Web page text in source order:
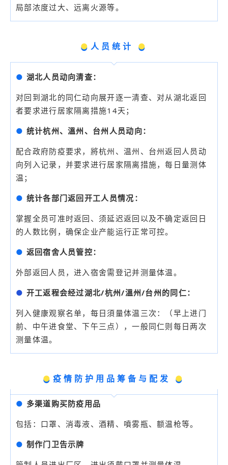
局部浓度过大、远离火源等。
● 人员统计 ●
● 湖北人员动向清查：
对回到湖北的同仁动向展开逐一清查、对从湖北返回
者要求进行居家隔离措施14天；
● 统计杭州、溫州、台州人员动向：
配合政府防疫要求，將杭州、温州、台州返回人员动
向列入记录，并要求进行居家隔离措施，每日量测体
温；
● 统计各部门返回开工人员情况：
掌握全员可准时返回、须延迟返回以及不确定返回日
的人数比例，确保企业产能运行正常可控。
● 返回宿舍人员管控：
外部返回人员，进入宿舍需登记并测量体温。
● 开工返程会经过湖北/杭州/溫州/台州的同仁：
列入健康观察名单，每日須量体温三次：（早上进门
前、中午进食堂、下午三点），一般同仁则每日两次
测量体温。
● 疫情防护用品筹备与配发 ●
● 多渠道购买防疫用品
包括：口罩、消毒液、酒精、噴雾瓶、额温枪等。
● 制作门卫告示牌